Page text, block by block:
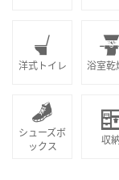
洋式トイレ 浴室乾
シューズボ
ックス
収